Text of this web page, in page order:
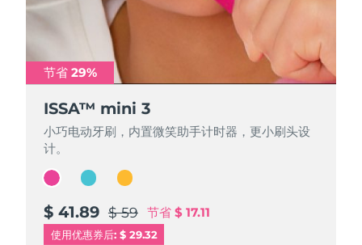
节省 29%
ISSA™ mini 3
小巧电动牙刷，内置微笑助手计时器，更小刷头设
计。
$ 41.89 $ 59 节省 $ 17.11
使用优惠券后: $ 29.32
节省 29%
ISSA™ mini 3
小巧电动牙刷，内置微笑助手计时器，更小刷头设
计。
$ 41.89 $ 59 节省 $ 17.11
节省 29%
ISSA™ mini 3
小巧电动牙刷，内置微笑助手计时器，更小刷头设
计。
$ 41.89 $ 59 节省 $ 17.11